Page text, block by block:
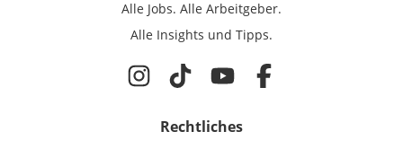
Alle Jobs. Alle Arbeitgeber.
Alle Insights und Tipps.
Rechtliches